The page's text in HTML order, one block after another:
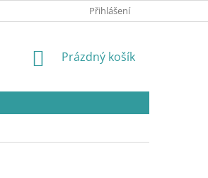
Přihlášení
NÁKUPNÍ
Prázdný košík